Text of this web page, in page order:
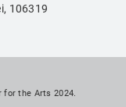
106319
for the Arts 2024.